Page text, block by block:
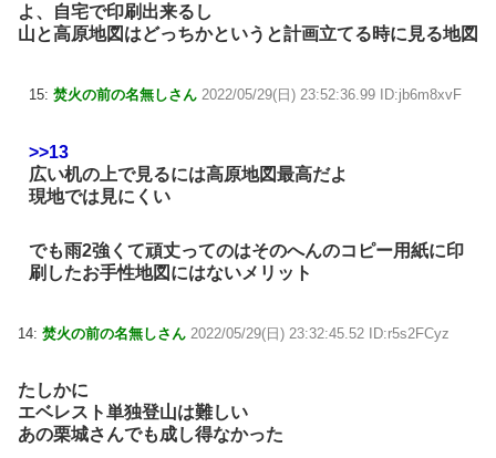
よ、自宅で印刷出来るし
山と高原地図はどっちかというと計画立てる時に見る地図
15: 焚火の前の名無しさん 2022/05/29(日) 23:52:36.99 ID:jb6m8xvF
>>13
広い机の上で見るには高原地図最高だよ
現地では見にくい
でも雨2強くて頑丈ってのはそのへんのコピー用紙に印
刷したお手性地図にはないメリット
14: 焚火の前の名無しさん 2022/05/29(日) 23:32:45.52 ID:r5s2FCyz
たしかに
エベレスト単独登山は難しい
あの栗城さんでも成し得なかった